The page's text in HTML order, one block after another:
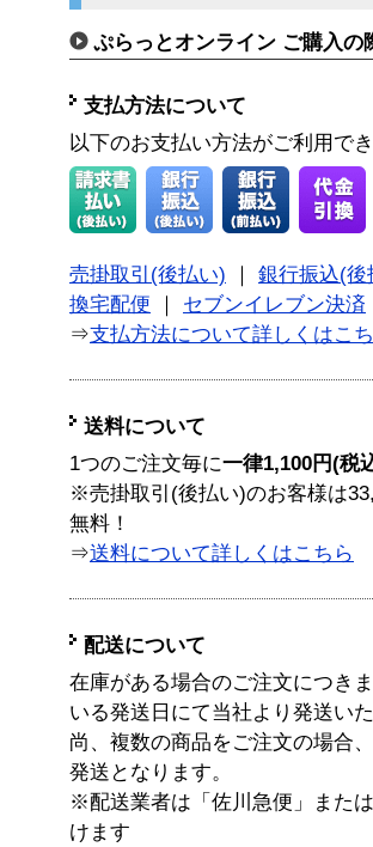
ぷらっとオンライン ご購入の
支払方法について
以下のお支払い方法がご利用で
売掛取引(後払い)
銀行振込(後
換宅配便
セブンイレブン決済
⇒支払方法について詳しくはこ
送料について
1つのご注文毎に一律1,100円(税
※売掛取引(後払い)のお客様は
無料！
⇒送料について詳しくはこちら
配送について
在庫がある場合のご注文につき
いる発送日にて当社より発送い
尚、複数の商品をご注文の場合
発送となります。
※配送業者は「佐川急便」また
けます